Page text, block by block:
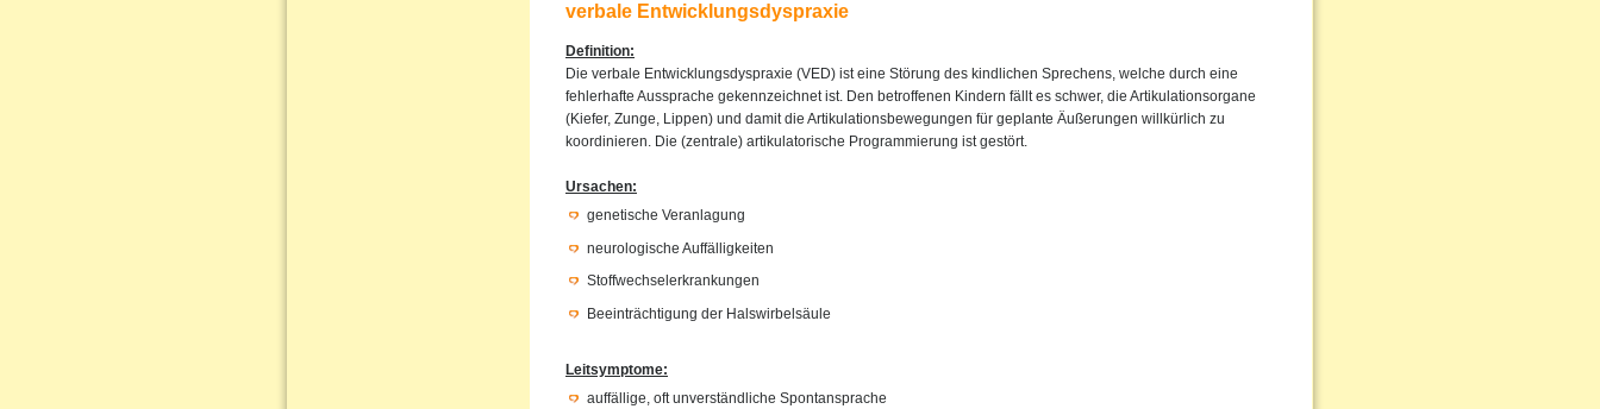
verbale Entwicklungsdyspraxie
Definition:
Die verbale Entwicklungsdyspraxie (VED) ist eine Störung des kindlichen Sprechens, welche durch eine
fehlerhafte Aussprache gekennzeichnet ist. Den betroffenen Kindern fällt es schwer, die Artikulationsorgane
(Kiefer, Zunge, Lippen) und damit die Artikulationsbewegungen für geplante Äußerungen willkürlich zu
koordinieren. Die (zentrale) artikulatorische Programmierung ist gestört.
Ursachen:
genetische Veranlagung
neurologische Auffälligkeiten
Stoffwechselerkrankungen
Beeinträchtigung der Halswirbelsäule
Leitsymptome:
auffällige, oft unverständliche Spontansprache